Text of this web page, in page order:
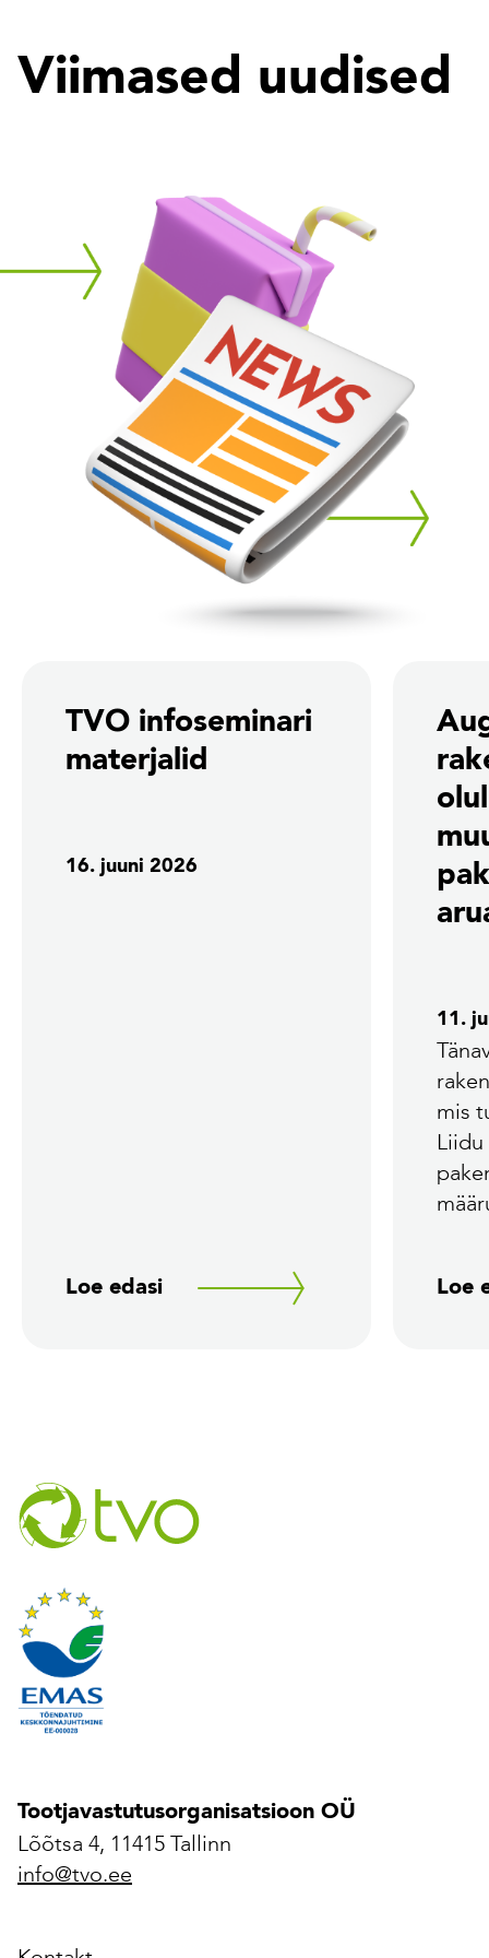
Viimased uudised
TVO infoseminari
materjalid
16. juuni 2026
Loe edasi
11.
mis
Loe
Tootjavastutusorganisatsioon OÜ
Lõõtsa 4, 11415 Tallinn
info@tvo.ee